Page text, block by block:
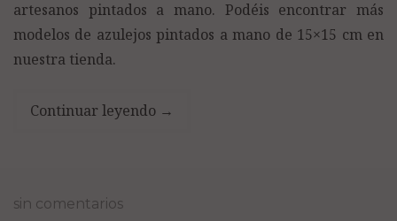
artesanos pintados a mano. Podéis encontrar más
modelos de azulejos pintados a mano de 15×15 cm en
nuestra tienda.
Continuar leyendo →
sin comentarios